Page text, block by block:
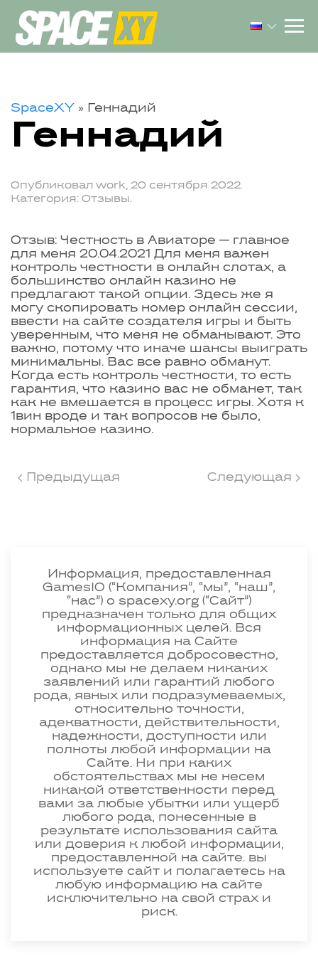
SpaceXY » Геннадий
Геннадий
Опубликовал work, 20 сентября 2022.
Категория: Отзывы.
Отзыв: Честность в Авиаторе — главное
для меня 20.04.2021 Для меня важен
контроль честности в онлайн слотах, а
большинство онлайн казино не
предлагают такой опции. Здесь же я
могу скопировать номер онлайн сессии,
ввести на сайте создателя игры и быть
уверенным, что меня не обманывают. Это
важно, потому что иначе шансы выиграть
минимальны. Вас все равно обманут.
Когда есть контроль честности, то есть
гарантия, что казино вас не обманет, так
как не вмешается в процесс игры. Хотя к
1вин вроде и так вопросов не было,
нормальное казино.
Предыдущая Следующая
Информация, предоставленная
GamesIO (“Компания”, “мы”, “наш”,
“нас”) о spacexy.org (“Сайт”)
предназначен только для общих
информационных целей. Вся
информация на Сайте
предоставляется добросовестно,
однако мы не делаем никаких
заявлений или гарантий любого
рода, явных или подразумеваемых,
относительно точности,
адекватности, действительности,
надежности, доступности или
полноты любой информации на
Сайте. Ни при каких
обстоятельствах мы не несем
никакой ответственности перед
вами за любые убытки или ущерб
любого рода, понесенные в
результате использования сайта
или доверия к любой информации,
предоставленной на сайте. вы
используете сайт и полагаетесь на
любую информацию на сайте
исключительно на свой страх и
риск.